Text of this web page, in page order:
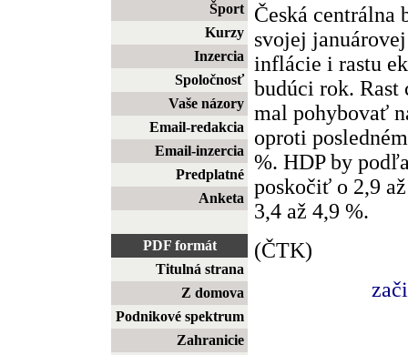
Šport
Kurzy
Inzercia
Spoločnosť
Vaše názory
Email-redakcia
Email-inzercia
Predplatné
Anketa
PDF formát
Titulná strana
Z domova
Podnikové spektrum
Zahranicie
Česká centrálna
svojej
inflácie i rastu
budúci rok. Rast
mal pohybovať
oproti
%. HDP by
poskočiť o 2,9
3,4 až 4,9 %.
(ČTK)